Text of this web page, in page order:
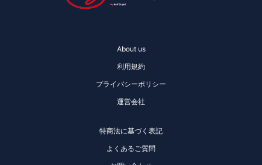
About us
利用規約
プライバシーポリシー
運営会社
特商法に基づく表記
よくあるご質問